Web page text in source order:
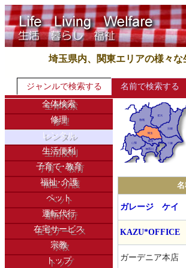
埼玉県内、関東エリアの様々な
ジャンルで検索する 名前で検索する
全体検索
修理
レンタル
生活便利
子育て･教育
福祉･介護
ペット
運転代行
在宅サービス
宗教
トップ
ガレージ ケイ
KAZU*OFFICE
ガーデニア本店